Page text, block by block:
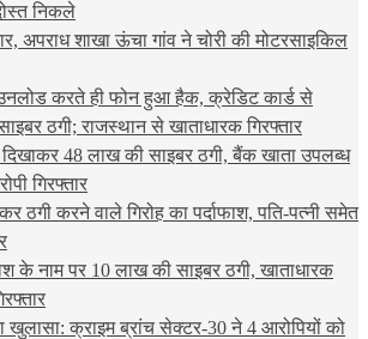
निकले
अपराध शाखा ऊंचा गांव ने चोरी की मोटरसाइकिल
करते ही फोन हुआ हैक, क्रेडिट कार्ड से
ठगी; राजस्थान से खाताधारक गिरफ्तार
दिखाकर 48 लाख की साइबर ठगी, बैंक खाता उपलब्ध
गिरफ्तार
ठगी करने वाले गिरोह का पर्दाफाश, पति-पत्नी समेत
के नाम पर 10 लाख की साइबर ठगी, खाताधारक
क्राइम ब्रांच सेक्टर-30 ने 4 आरोपियों को